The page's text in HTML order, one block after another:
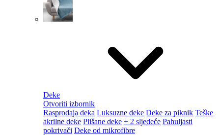
Deke
Otvoriti izbornik
Rasprodaja deka Luksuzne deke Deke za piknik Teške
akrilne deke Plišane deke + 2 sljedeće Pahuljasti
pokrivači Deke od mikrofibre